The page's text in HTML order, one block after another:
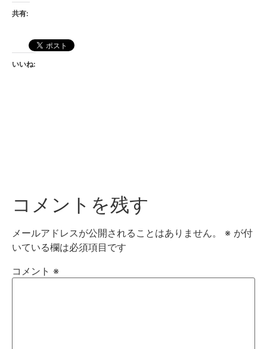
共有:
いいね:
コメントを残す
メールアドレスが公開されることはありません。 ※ が付
いている欄は必須項目です
コメント ※